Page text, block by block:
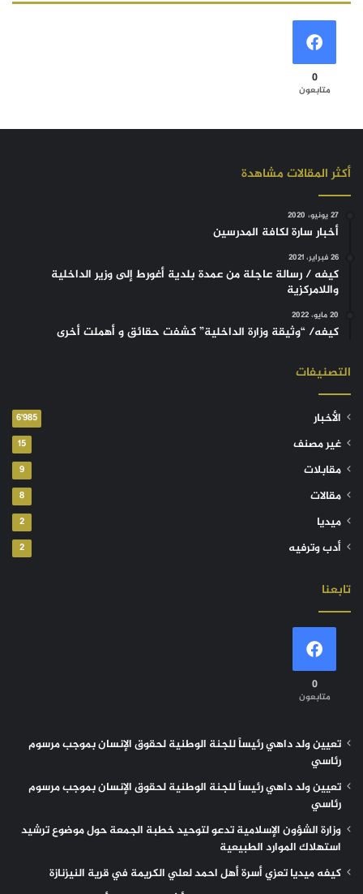
0
متابعون
أكثر المقالات مشاهدة
27 يونيو، 2020
أخبار سارة لكافة المدرسين
26 فبراير، 2021
كيفه / رسالة عاجلة من عمدة بلدية أغورط إلى وزير الداخلية
واللامركزية
20 مايو، 2022
كيفه/ “وثيقة وزارة الداخلية” كشفت حقائق و أهملت أخرى
التصنيفات
الأخبار 6٬985
غير مصنف 15
مقابلات 9
مقالات 8
ميديا 2
أدب وترفيه 2
تابعنا
0
متابعون
تعيين ولد داهي رئيساً للجنة الوطنية لحقوق الإنسان بموجب مرسوم
رئاسي
تعيين ولد داهي رئيساً للجنة الوطنية لحقوق الإنسان بموجب مرسوم
رئاسي
وزارة الشؤون الإسلامية تدعو لتوحيد خطبة الجمعة حول موضوع ترشيد
استهلاك الموارد الطبيعية
كيفه ميديا تعزي أسرة أهل احمد لعلي الكريمة في قرية النيزنازة